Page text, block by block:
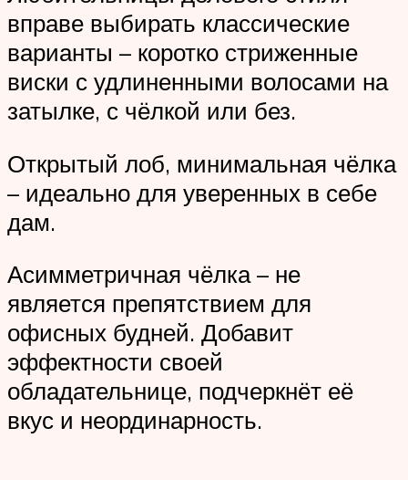
вправе выбирать классические
варианты – коротко стриженные
виски с удлиненными волосами на
затылке, с чёлкой или без.
Открытый лоб, минимальная чёлка
– идеально для уверенных в себе
дам.
Асимметричная чёлка – не
является препятствием для
офисных будней. Добавит
эффектности своей
обладательнице, подчеркнёт её
вкус и неординарность.